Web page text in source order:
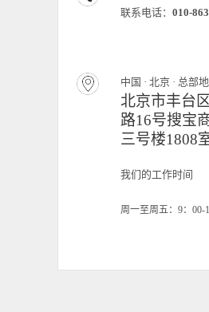
联系电话： 010-
中国 · 北京 · 总部地
北京市丰台
路16号搜宝
三号楼1808
我们的工作时间
周一至周五：9：00-